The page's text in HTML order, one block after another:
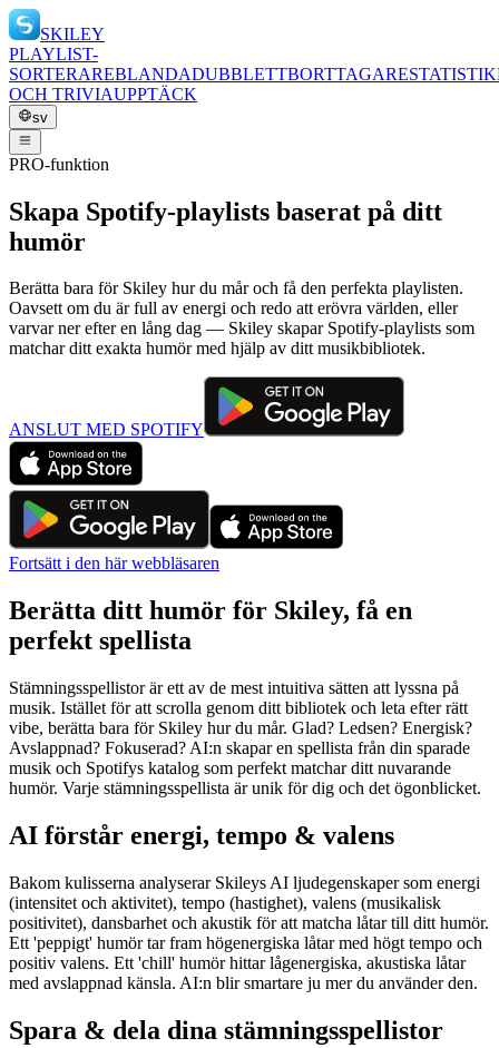
SKILEY
PLAYLIST-
SORTERAREBLANDADUBBLETTBORTTAGARESTATISTIK
OCH TRIVIAUPPTÄCK
sv
PRO-funktion
Skapa Spotify-playlists baserat på ditt
humör
Berätta bara för Skiley hur du mår och få den perfekta playlisten.
Oavsett om du är full av energi och redo att erövra världen, eller
varvar ner efter en lång dag — Skiley skapar Spotify-playlists som
matchar ditt exakta humör med hjälp av ditt musikbibliotek.
ANSLUT MED SPOTIFY
Fortsätt i den här webbläsaren
Berätta ditt humör för Skiley, få en
perfekt spellista
Stämningsspellistor är ett av de mest intuitiva sätten att lyssna på
musik. Istället för att scrolla genom ditt bibliotek och leta efter rätt
vibe, berätta bara för Skiley hur du mår. Glad? Ledsen? Energisk?
Avslappnad? Fokuserad? AI:n skapar en spellista från din sparade
musik och Spotifys katalog som perfekt matchar ditt nuvarande
humör. Varje stämningsspellista är unik för dig och det ögonblicket.
AI förstår energi, tempo & valens
Bakom kulisserna analyserar Skileys AI ljudegenskaper som energi
(intensitet och aktivitet), tempo (hastighet), valens (musikalisk
positivitet), dansbarhet och akustik för att matcha låtar till ditt humör.
Ett 'peppigt' humör tar fram högenergiska låtar med högt tempo och
positiv valens. Ett 'chill' humör hittar lågenergiska, akustiska låtar
med avslappnad känsla. AI:n blir smartare ju mer du använder den.
Spara & dela dina stämningsspellistor